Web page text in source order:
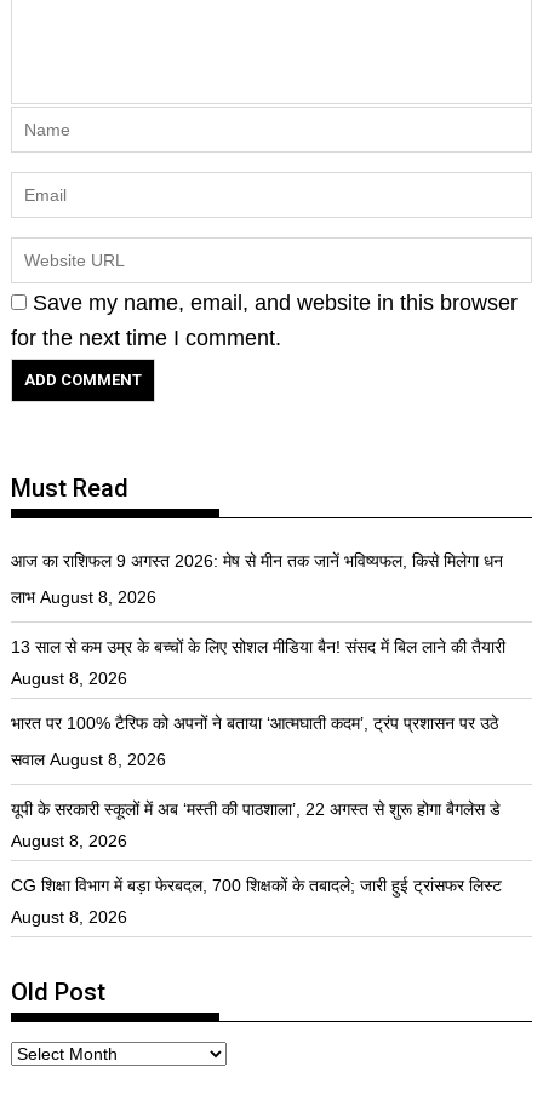
Save my name, email, and website in this browser
for the next time I comment.
Must Read
आज का राशिफल 9 अगस्त 2026: मेष से मीन तक जानें भविष्यफल, किसे मिलेगा धन
लाभ August 8, 2026
13 साल से कम उम्र के बच्चों के लिए सोशल मीडिया बैन! संसद में बिल लाने की तैयारी
August 8, 2026
भारत पर 100% टैरिफ को अपनों ने बताया ‘आत्मघाती कदम’, ट्रंप प्रशासन पर उठे
सवाल August 8, 2026
यूपी के सरकारी स्कूलों में अब ‘मस्ती की पाठशाला’, 22 अगस्त से शुरू होगा बैगलेस डे
August 8, 2026
CG शिक्षा विभाग में बड़ा फेरबदल, 700 शिक्षकों के तबादले; जारी हुई ट्रांसफर लिस्ट
August 8, 2026
Old Post